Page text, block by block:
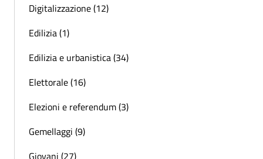
Digitalizzazione (12)
Edilizia (1)
Edilizia e urbanistica (34)
Elettorale (16)
Elezioni e referendum (3)
Gemellaggi (9)
Giovani (27)